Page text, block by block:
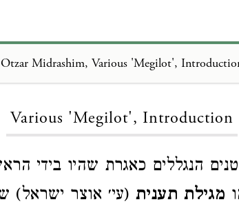
Otzar Midrashim, Various 'Megilot',
Various 'Megilot', Introduction
הנגללים כאגרת שהיו בידי
מגילת תענית (עי׳ אוצר ישראל)